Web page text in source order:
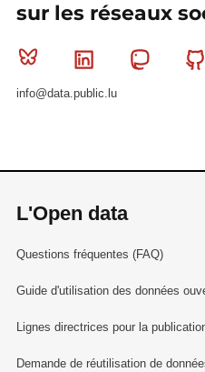
sur les réseaux
Bluesky Linkedin
info@data.public.lu
L'Open data
Questions fréquentes (FAQ)
Guide d'utilisation des données
Lignes directrices pour la
Demande de réutilisation de